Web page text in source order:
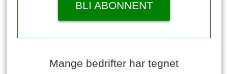
BLI ABONNENT
Mange bedrifter har tegnet